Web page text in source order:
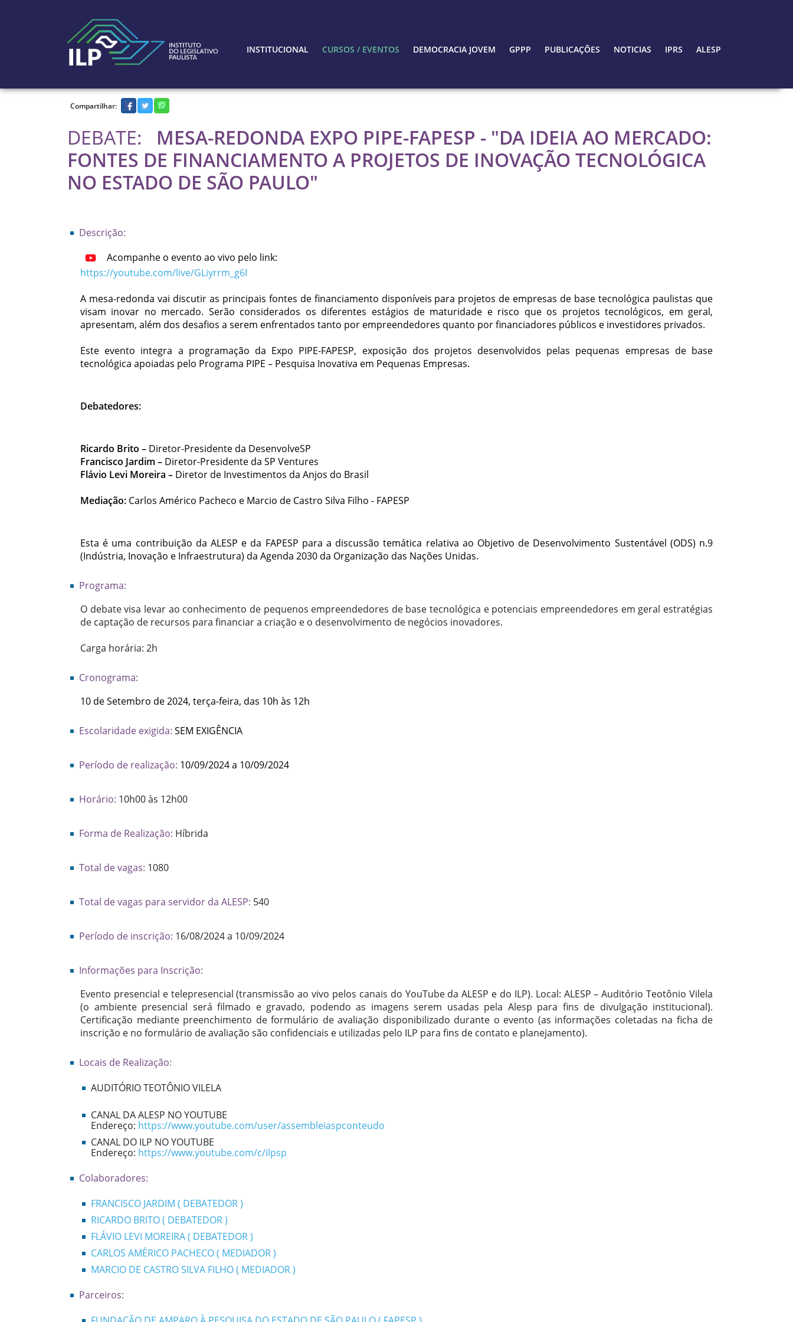
INSTITUCIONAL CURSOS / EVENTOS DEMOCRACIA JOVEM GPPP PUBLICAÇÕES NOTICIAS IPRS ALESP
Compartilhar:
DEBATE: MESA-REDONDA EXPO PIPE-FAPESP - "DA IDEIA AO MERCADO:
FONTES DE FINANCIAMENTO A PROJETOS DE INOVAÇÃO TECNOLÓGICA
NO ESTADO DE SÃO PAULO"
Descrição:
Acompanhe o evento ao vivo pelo link:
https://youtube.com/live/GLiyrrm_g6I
A mesa-redonda vai discutir as principais fontes de financiamento disponíveis para projetos de empresas de base tecnológica paulistas que
visam inovar no mercado. Serão considerados os diferentes estágios de maturidade e risco que os projetos tecnológicos, em geral,
apresentam, além dos desafios a serem enfrentados tanto por empreendedores quanto por financiadores públicos e investidores privados.
Este evento integra a programação da Expo PIPE-FAPESP, exposição dos projetos desenvolvidos pelas pequenas empresas de base
tecnológica apoiadas pelo Programa PIPE – Pesquisa Inovativa em Pequenas Empresas.
Debatedores:
Ricardo Brito – Diretor-Presidente da DesenvolveSP
Francisco Jardim – Diretor-Presidente da SP Ventures
Flávio Levi Moreira – Diretor de Investimentos da Anjos do Brasil
Mediação: Carlos Américo Pacheco e Marcio de Castro Silva Filho - FAPESP
Esta é uma contribuição da ALESP e da FAPESP para a discussão temática relativa ao Objetivo de Desenvolvimento Sustentável (ODS) n.9
(Indústria, Inovação e Infraestrutura) da Agenda 2030 da Organização das Nações Unidas.
Programa:
O debate visa levar ao conhecimento de pequenos empreendedores de base tecnológica e potenciais empreendedores em geral estratégias
de captação de recursos para financiar a criação e o desenvolvimento de negócios inovadores.
Carga horária: 2h
Cronograma:
10 de Setembro de 2024, terça-feira, das 10h às 12h
Escolaridade exigida: SEM EXIGÊNCIA
Período de realização: 10/09/2024 a 10/09/2024
Horário: 10h00 às 12h00
Forma de Realização: Híbrida
Total de vagas: 1080
Total de vagas para servidor da ALESP: 540
Período de inscrição: 16/08/2024 a 10/09/2024
Informações para Inscrição:
Evento presencial e telepresencial (transmissão ao vivo pelos canais do YouTube da ALESP e do ILP). Local: ALESP – Auditório Teotônio Vilela
(o ambiente presencial será filmado e gravado, podendo as imagens serem usadas pela Alesp para fins de divulgação institucional).
Certificação mediante preenchimento de formulário de avaliação disponibilizado durante o evento (as informações coletadas na ficha de
inscrição e no formulário de avaliação são confidenciais e utilizadas pelo ILP para fins de contato e planejamento).
Locais de Realização:
AUDITÓRIO TEOTÔNIO VILELA
CANAL DA ALESP NO YOUTUBE
Endereço: https://www.youtube.com/user/assembleiaspconteudo
CANAL DO ILP NO YOUTUBE
Endereço: https://www.youtube.com/c/ilpsp
Colaboradores:
FRANCISCO JARDIM ( DEBATEDOR )
RICARDO BRITO ( DEBATEDOR )
FLÁVIO LEVI MOREIRA ( DEBATEDOR )
CARLOS AMÉRICO PACHECO ( MEDIADOR )
MARCIO DE CASTRO SILVA FILHO ( MEDIADOR )
Parceiros: